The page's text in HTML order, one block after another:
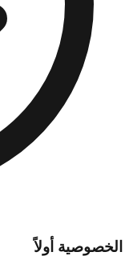
الخصوصية أولاً